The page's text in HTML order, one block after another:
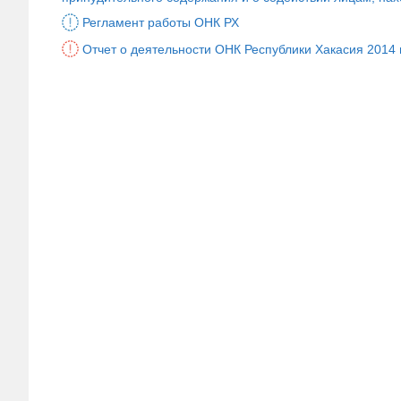
Регламент работы ОНК РХ
Отчет о деятельности ОНК Республики Хакасия 2014